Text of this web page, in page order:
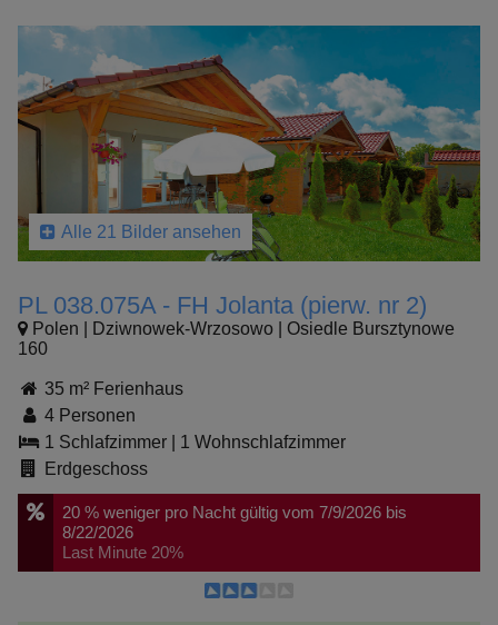
Alle 21 Bilder ansehen
PL 038.075A - FH Jolanta (pierw. nr 2)
Polen | Dziwnowek-Wrzosowo | Osiedle Bursztynowe
160
35 m² Ferienhaus
4 Personen
1 Schlafzimmer
1 Wohnschlafzimmer
Erdgeschoss
20 % weniger pro Nacht gültig vom 7/9/2026 bis
8/22/2026
Last Minute 20%